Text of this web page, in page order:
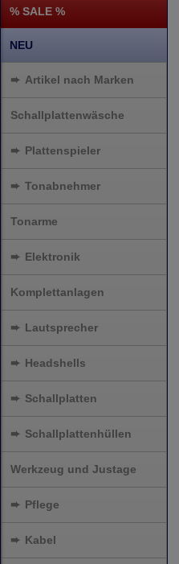
% SALE %
NEU
➨ Artikel nach Marken
Schallplattenwäsche
➨ Plattenspieler
➨ Tonabnehmer
Tonarme
➨ Elektronik
Komplettanlagen
➨ Lautsprecher
➨ Headshells
➨ Schallplatten
➨ Schallplattenhüllen
Werkzeug und Justage
➨ Pflege
➨ Kabel